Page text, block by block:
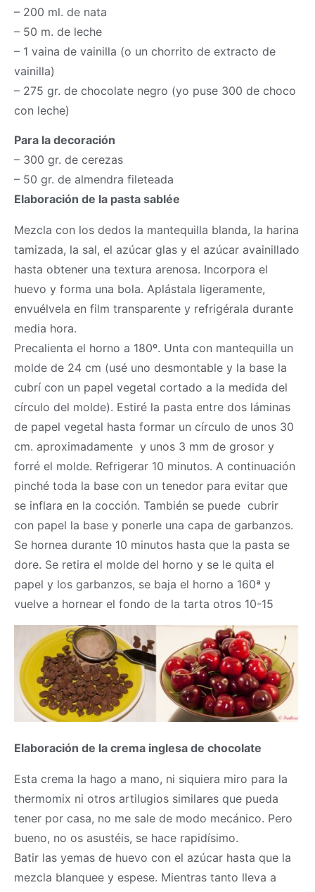
– 200 ml. de nata
– 50 m. de leche
– 1 vaina de vainilla (o un chorrito de extracto de
vainilla)
– 275 gr. de chocolate negro (yo puse 300 de choco
con leche)
Para la decoración
– 300 gr. de cerezas
– 50 gr. de almendra fileteada
Elaboración de la pasta sablée
Mezcla con los dedos la mantequilla blanda, la harina
tamizada, la sal, el azúcar glas y el azúcar avainillado
hasta obtener una textura arenosa. Incorpora el
huevo y forma una bola. Aplástala ligeramente,
envuélvela en film transparente y refrigérala durante
media hora.
Precalienta el horno a 180º. Unta con mantequilla un
molde de 24 cm (usé uno desmontable y la base la
cubrí con un papel vegetal cortado a la medida del
círculo del molde). Estiré la pasta entre dos láminas
de papel vegetal hasta formar un círculo de unos 30
cm. aproximadamente y unos 3 mm de grosor y
forré el molde. Refrigerar 10 minutos. A continuación
pinché toda la base con un tenedor para evitar que
se inflara en la cocción. También se puede cubrir
con papel la base y ponerle una capa de garbanzos.
Se hornea durante 10 minutos hasta que la pasta se
dore. Se retira el molde del horno y se le quita el
papel y los garbanzos, se baja el horno a 160ª y
vuelve a hornear el fondo de la tarta otros 10-15
Elaboración de la crema inglesa de chocolate
Esta crema la hago a mano, ni siquiera miro para la
thermomix ni otros artilugios similares que pueda
tener por casa, no me sale de modo mecánico. Pero
bueno, no os asustéis, se hace rapidísimo.
Batir las yemas de huevo con el azúcar hasta que la
mezcla blanquee y espese. Mientras tanto lleva a